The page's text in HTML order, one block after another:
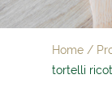
Home /
tortelli